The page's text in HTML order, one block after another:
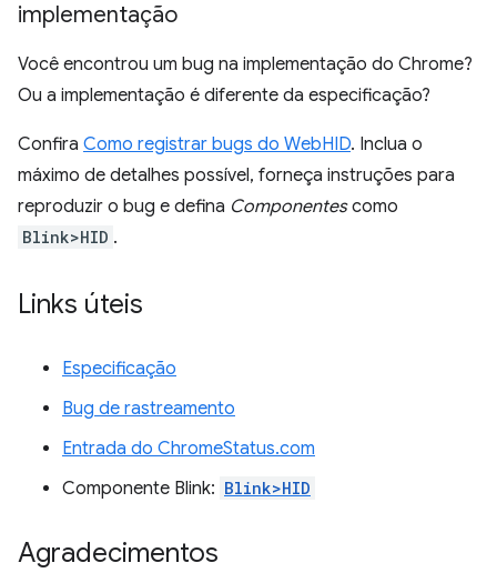
implementação
Você encontrou um bug na implementação do Chrome?
Ou a implementação é diferente da especificação?
Confira Como registrar bugs do WebHID. Inclua o
máximo de detalhes possível, forneça instruções para
reproduzir o bug e defina Componentescomo
Blink>HID .
Links úteis
Especificação
Bug de rastreamento
Entrada do ChromeStatus.com
Componente Blink: Blink>HID
Agradecimentos